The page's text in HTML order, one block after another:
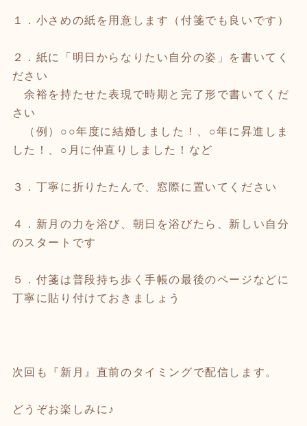
１．小さめの紙を用意します（付箋でも良いです）
２．紙に「明日からなりたい自分の姿」を書いてく
ださい
余裕を持たせた表現で時期と完了形で書いてくだ
さい
（例）○○年度に結婚しました！、○年に昇進しま
した！、○月に仲直りしました！など
３．丁寧に折りたたんで、窓際に置いてください
４．新月の力を浴び、朝日を浴びたら、新しい自分
のスタートです
５．付箋は普段持ち歩く手帳の最後のページなどに
丁寧に貼り付けておきましょう
次回も『新月』直前のタイミングで配信します。
どうぞお楽しみに♪